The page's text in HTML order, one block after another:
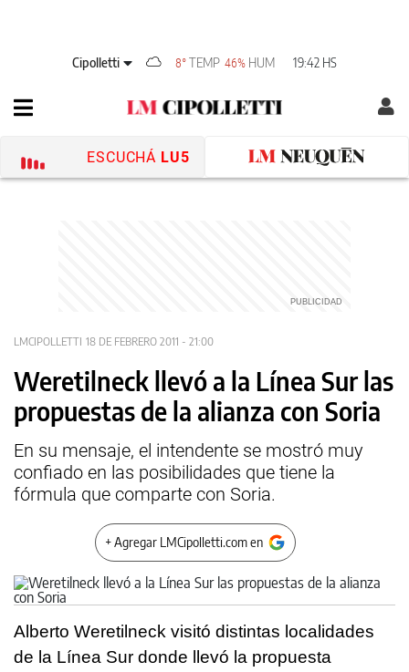
Cipolletti 8° TEMP 46% HUM 19:42 HS
ESCUCHÁ LU5
LMCIPOLLETTI 18 DE FEBRERO 2011 - 21:00
Weretilneck llevó a la Línea Sur las
propuestas de la alianza con Soria
En su mensaje, el intendente se mostró muy
confiado en las posibilidades que tiene la
fórmula que comparte con Soria.
+ Agregar LMCipolletti.com en
Alberto Weretilneck visitó distintas localidades
de la Línea Sur donde llevó la propuesta